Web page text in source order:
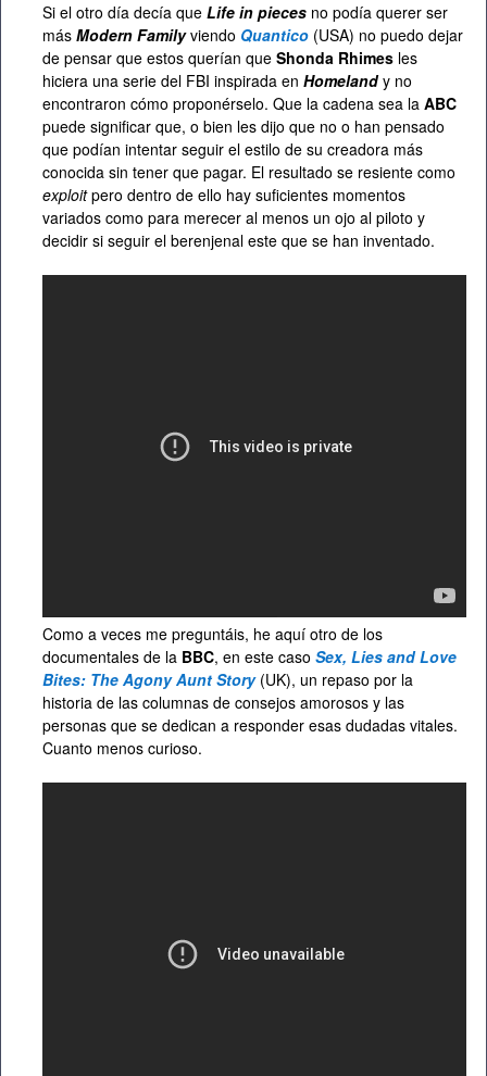
Si el otro día decía que Life in pieces no podía querer ser
más Modern Familyviendo Quantico (USA) no puedo dejar
de pensar que estos querían que Shonda Rhimes les
hiciera una serie del FBI inspirada en Homeland y no
encontraron cómo proponérselo. Que la cadena sea la ABC
puede significar que, o bien les dijo que no o han pensado
que podían intentar seguir el estilo de su creadora más
conocida sin tener que pagar. El resultado se resiente como
exploitpero dentro de ello hay suficientes momentos
variados como para merecer al menos un ojo al piloto y
decidir si seguir el berenjenal este que se han inventado.
Como a veces me preguntáis, he aquí otro de los
documentales de la BBC, en este caso Sex, Lies and Love
Bites: The Agony Aunt Story(UK), un repaso por la
historia de las columnas de consejos amorosos y las
personas que se dedican a responder esas dudadas vitales.
Cuanto menos curioso.